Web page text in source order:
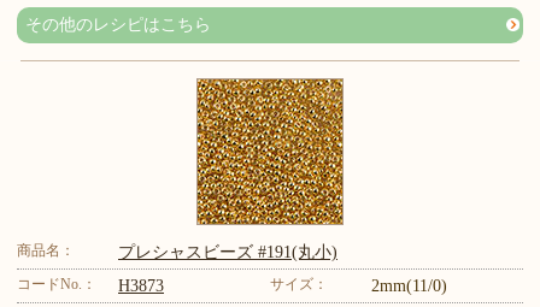
その他のレシピはこちら
商品名： プレシャスビーズ #191(丸小)
コードNo.： H3873 サイズ： 2mm(11/0)